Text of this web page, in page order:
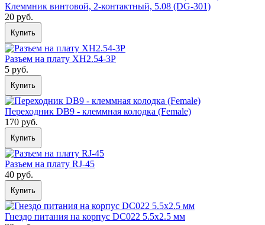
Клеммник винтовой, 2-контактный, 5.08 (DG-301)
20 руб.
Купить
Разъем на плату XH2.54-3P
5 руб.
Купить
Переходник DB9 - клеммная колодка (Female)
170 руб.
Купить
Разъем на плату RJ-45
40 руб.
Купить
Гнездо питания на корпус DC022 5.5x2.5 мм